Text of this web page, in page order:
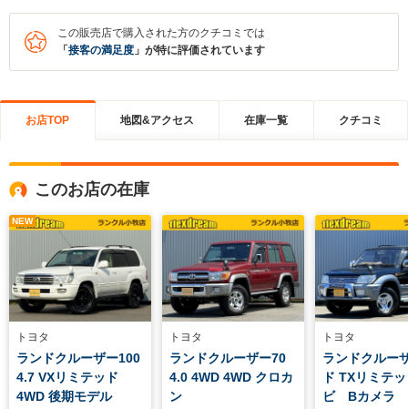
この販売店で購入された方のクチコミでは
「 接客の満足度 」が特に評価されています
お店TOP 地図&アクセス 在庫一覧 クチコミ
このお店の在庫
NEW
トヨタ
ランドクルーザー100
4.7 VXリミテッド
4WD 後期モデル
トヨタ
ランドクルーザー70
4.0 4WD 4WD クロカ
ン
トヨタ
ランドクルー
ド TXリミテ
ビ Bカメラ